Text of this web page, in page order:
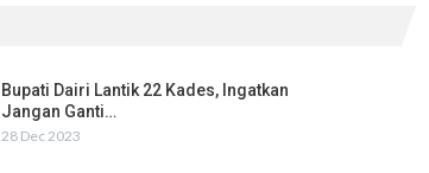
Bupati Dairi Lantik 22 Kades, Ingatkan
Jangan Ganti…
28 Dec 2023